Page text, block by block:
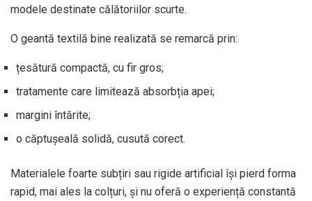
modele destinate călătoriilor scurte.
O geantă textilă bine realizată se remarcă prin:
țesătură compactă, cu fir gros;
tratamente care limitează absorbția apei;
margini întărite;
o căptușeală solidă, cusută corect.
Materialele foarte subțiri sau rigide artificial își pierd forma
rapid, mai ales la colțuri, și nu oferă o experiență constantă